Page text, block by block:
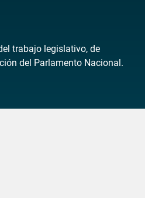
trabajo legislativo, de
del Parlamento Nacional.